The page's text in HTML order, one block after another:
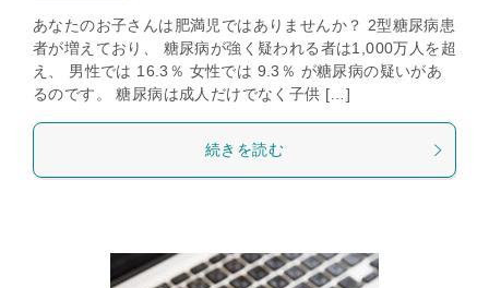
あなたのお子さんは肥満児ではありませんか？ 2型糖尿病患
者が増えており、 糖尿病が強く疑われる者は1,000万人を超
え、 男性では 16.3％ 女性では 9.3％ が糖尿病の疑いがあ
るのです。 糖尿病は成人だけでなく子供 […]
続きを読む